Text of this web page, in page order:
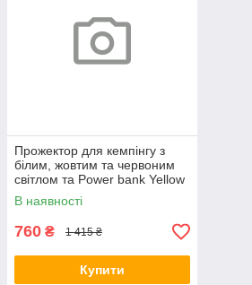
Прожектор для кемпінгу з
білим, жовтим та червоним
світлом та Power bank Yellow
MR-67
В наявності
760 ₴ 1 415 ₴
Купити